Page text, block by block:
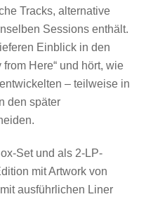
Tracks, alternative
Sessions enthält.
Einblick in den
Here“ und hört, wie
– teilweise in
den später
Set und als 2-LP-
mit Artwork von
ausführlichen Liner